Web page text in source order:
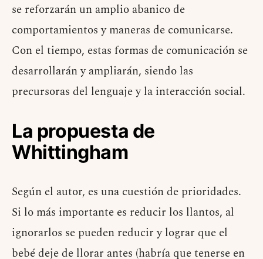
se reforzarán un amplio abanico de
comportamientos y maneras de comunicarse.
Con el tiempo, estas formas de comunicación se
desarrollarán y ampliarán, siendo las
precursoras del lenguaje y la interacción social.
La propuesta de
Whittingham
Según el autor, es una cuestión de prioridades.
Si lo más importante es reducir los llantos, al
ignorarlos se pueden reducir y lograr que el
bebé deje de llorar antes (habría que tenerse en